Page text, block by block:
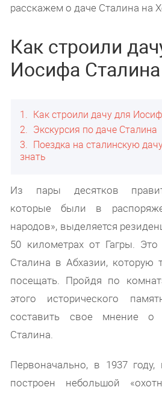
расскажем о даче Сталина на
Как строили
Иосифа Сталина
1
Как строили дачу для
2
Экскурсия по даче Сталина
3
Поездка на сталинскую
знать
Из пары десятков
которые были в
народов», выделяется
50 километрах от Гагры.
Сталина в Абхазии, которую
посещать. Пройдя по
этого исторического
составить свое мнение о
Сталина.
Первоначально, в 1937
построен небольшой